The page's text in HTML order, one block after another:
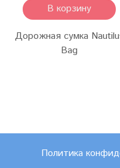
В корзину
Дорожная сумка
Bag
Политика